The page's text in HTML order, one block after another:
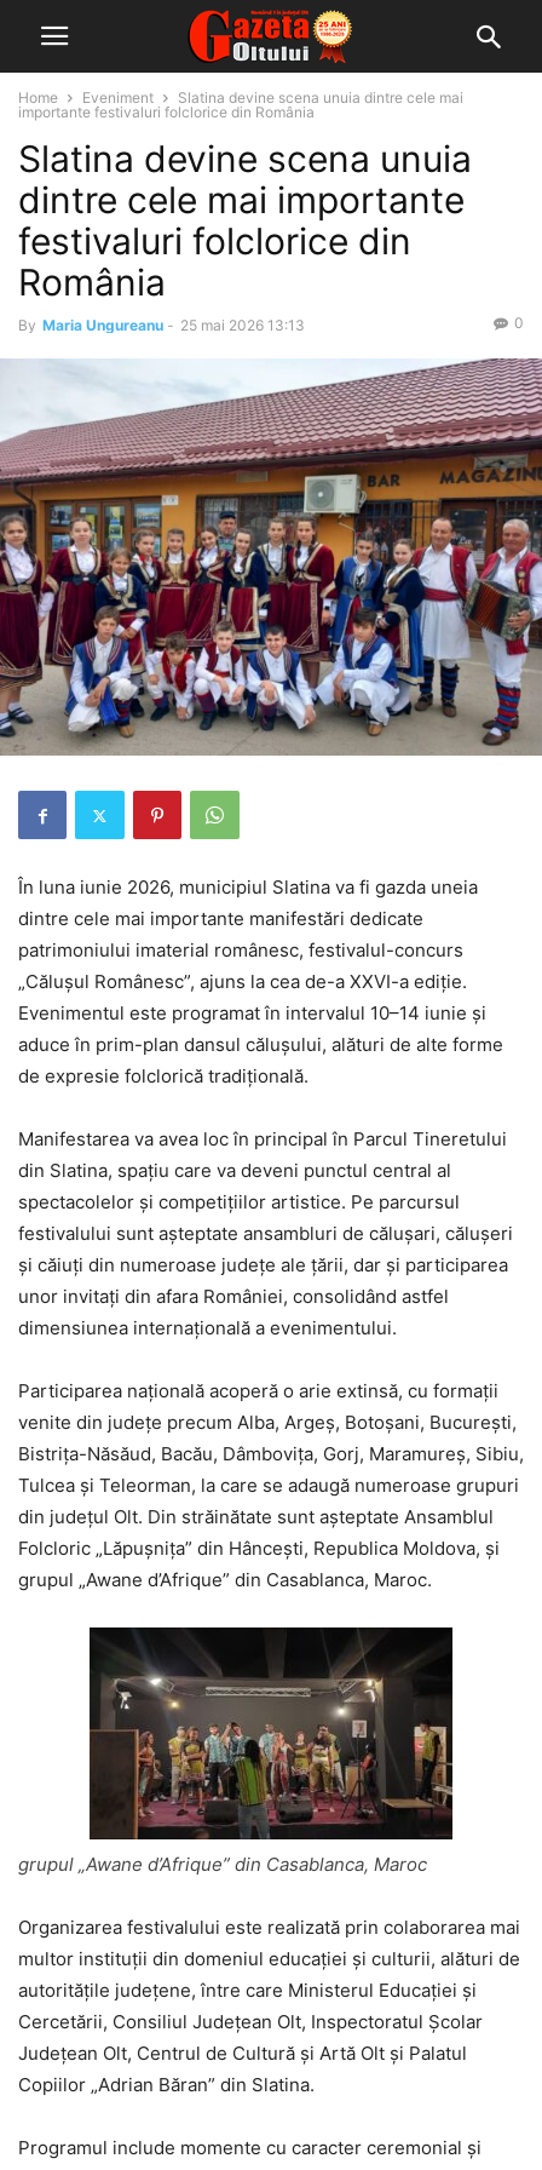
Home Eveniment
Slatina devine scena unuia dintre cele mai
importante festivaluri folclorice din România
Slatina devine scena unuia
dintre cele mai importante
festivaluri folclorice din
România
By Maria Ungureanu - 25 mai 2026 13:13 0
În luna iunie 2026, municipiul Slatina va fi gazda uneia
dintre cele mai importante manifestări dedicate
patrimoniului imaterial românesc, festivalul-concurs
„Călușul Românesc”, ajuns la cea de-a XXVI-a ediție.
Evenimentul este programat în intervalul 10–14 iunie și
aduce în prim-plan dansul călușului, alături de alte forme
de expresie folclorică tradițională.
Manifestarea va avea loc în principal în Parcul Tineretului
din Slatina, spațiu care va deveni punctul central al
spectacolelor și competițiilor artistice. Pe parcursul
festivalului sunt așteptate ansambluri de călușari, călușeri
și căiuți din numeroase județe ale țării, dar și participarea
unor invitați din afara României, consolidând astfel
dimensiunea internațională a evenimentului.
Participarea națională acoperă o arie extinsă, cu formații
venite din județe precum Alba, Argeș, Botoșani, București,
Bistrița-Năsăud, Bacău, Dâmbovița, Gorj, Maramureș, Sibiu,
Tulcea și Teleorman, la care se adaugă numeroase grupuri
din județul Olt. Din străinătate sunt așteptate Ansamblul
Folcloric „Lăpușnița” din Hâncești, Republica Moldova, și
grupul „Awane d’Afrique” din Casablanca, Maroc.
grupul „Awane d’Afrique” din Casablanca, Maroc
Organizarea festivalului este realizată prin colaborarea mai
multor instituții din domeniul educației și culturii, alături de
autoritățile județene, între care Ministerul Educației și
Cercetării, Consiliul Județean Olt, Inspectoratul Școlar
Județean Olt, Centrul de Cultură și Artă Olt și Palatul
Copiilor „Adrian Băran” din Slatina.
Programul include momente cu caracter ceremonial și